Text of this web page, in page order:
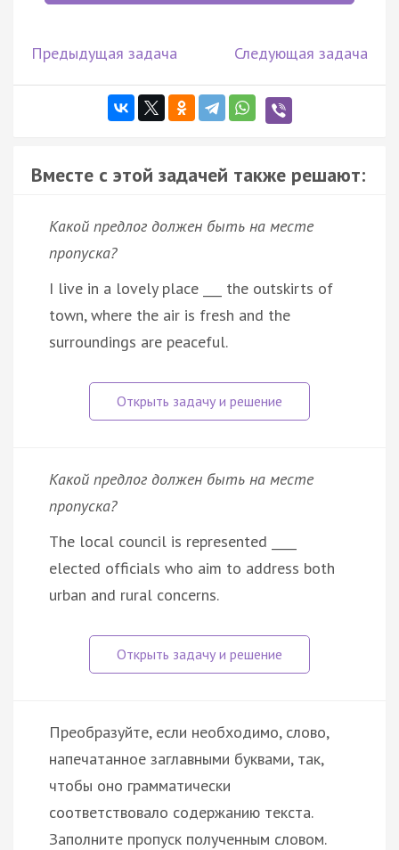
Предыдущая задача Следующая задача
Вместе с этой задачей также решают:
Какой предлог должен быть на месте
пропуска?
I live in a lovely place ___ the outskirts of
town, where the air is fresh and the
surroundings are peaceful.
Какой предлог должен быть на месте
пропуска?
The local council is represented ____
elected officials who aim to address both
urban and rural concerns.
Преобразуйте, если необходимо, слово,
напечатанное заглавными буквами, так,
чтобы оно грамматически
соответствовало содержанию текста.
Заполните пропуск полученным словом.